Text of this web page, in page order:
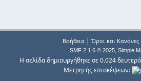
Βοήθεια| Όροι και Κανόνες
SMF 2.1.6 © 2025, Simple
Η σελίδα δημιουργήθηκε σε 0.024
Μετρητής επισκέψεων: